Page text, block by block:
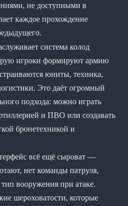
не доступными в
каждое прохождение
система колод
игроки формируют армию
юниты, техника,
Это даёт огромный
подхода: можно играть
и ПВО или создавать
бронетехникой и
всё ещё сыроват —
нет команды патруля,
вооружения при атаке.
шероховатости, которые